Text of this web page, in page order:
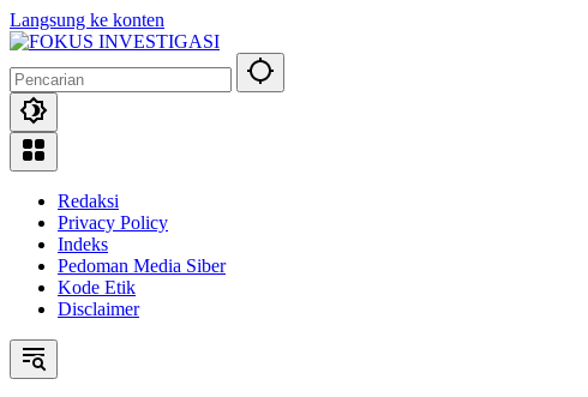
Langsung ke konten
Redaksi
Privacy Policy
Indeks
Pedoman Media Siber
Kode Etik
Disclaimer